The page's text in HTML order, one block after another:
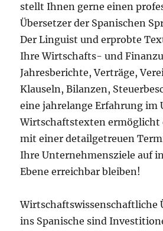
stellt Ihnen gerne einen
Übersetzer der Spanischen
Der Linguist und erprobte
Ihre Wirtschafts- und
Jahresberichte, Verträge,
Klauseln, Bilanzen,
eine jahrelange Erfahrung im
Wirtschaftstexten ermöglicht
mit einer detailgetreuen
Ihre Unternehmensziele auf
Ebene erreichbar bleiben!
Wirtschaftswissenschaftliche
ins Spanische sind